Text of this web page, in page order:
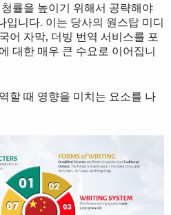
률을 높이기 위해서 공략해야
입니다. 이는 당사의 원스탑 미디
어 자막, 더빙 번역 서비스를 포
대한 매우 큰 수요로 이어집니
할 때 영향을 미치는 요소를 나